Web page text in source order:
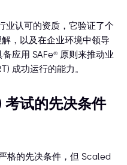
业认可的资质，它验证了个
，以及在企业环境中领导
应用 SAFe® 原则来推动业
成功运行的能力。
考试的先决条件
格的先决条件，但 Scaled